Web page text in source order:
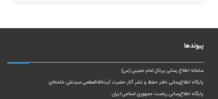
پیوندها
سامانه اطلاع رسانی پرتال امام خمینی (س)
پایگاه اطلاع‌رسانی دفتر حفظ و نشر آثار حضرت آیت‌الله‌العظمی سیدعلی خامنه‌ای
پایگاه اطلاع‌رسانی ریاست‌ جمهوری اسلامی ایران